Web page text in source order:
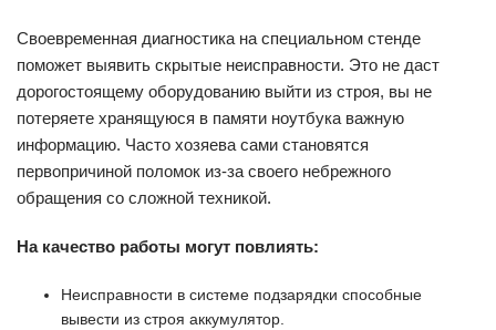
Своевременная диагностика на специальном стенде
поможет выявить скрытые неисправности. Это не даст
дорогостоящему оборудованию выйти из строя, вы не
потеряете хранящуюся в памяти ноутбука важную
информацию. Часто хозяева сами становятся
первопричиной поломок из-за своего небрежного
обращения со сложной техникой.
На качество работы могут повлиять:
Неисправности в системе подзарядки способные
вывести из строя аккумулятор.